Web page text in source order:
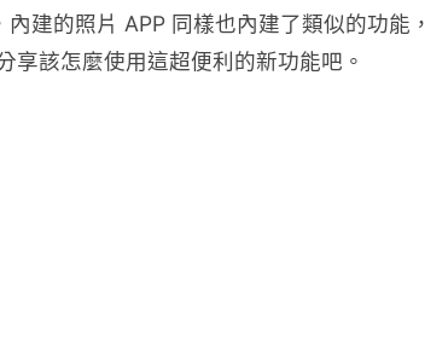
建的照片 APP 同樣也內建了類似的功能，
享該怎麼使用這超便利的新功能吧。